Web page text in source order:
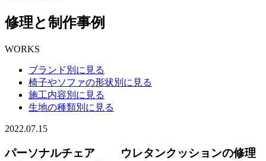
修理と制作事例
WORKS
ブランド別に見る
椅子やソファの形状別に見る
施工内容別に見る
生地の種類別に見る
2022.07.15
パーソナルチェア ウレタンクッションの修理